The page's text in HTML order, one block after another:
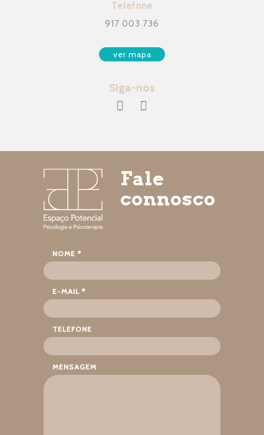
Telefone
917 003 736
ver mapa
Siga-nos
Fale
connosco
NOME *
E-MAIL *
TELEFONE
MENSAGEM